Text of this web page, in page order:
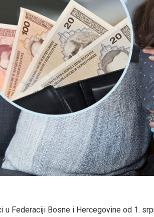
u Federaciji Bosne i Hercegovine od 1.